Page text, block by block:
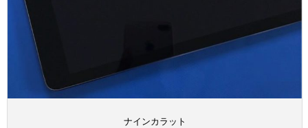
ナインカラット